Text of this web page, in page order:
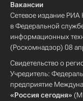
Вакансии
Сетевое издание РИА
в Федеральной
информационных
(Роскомнадзор) 08
Свидетельство о
Учредитель:
предприятие
«Россия сегодня»